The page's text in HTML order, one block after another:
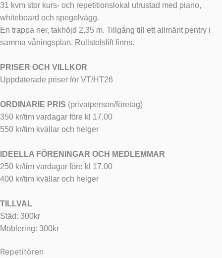
31 kvm stor kurs- och repetitionslokal utrustad med piano,
whiteboard och spegelvägg.
En trappa ner, takhöjd 2,35 m. Tillgång till ett allmänt pentry i
samma våningsplan. Rullstolslift finns.
PRISER OCH VILLKOR
Uppdaterade priser för VT/HT26
ORDINARIE PRIS (privatperson/företag)
350 kr/tim vardagar före kl 17.00
550 kr/tim kvällar och helger
IDEELLA FÖRENINGAR OCH MEDLEMMAR
250 kr/tim vardagar före kl 17.00
400 kr/tim kvällar och helger
TILLVAL
Städ: 300kr
Möblering: 300kr
Repetitören